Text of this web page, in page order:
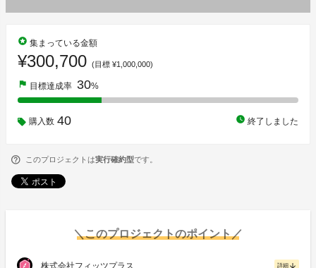
stars 集まっている金額
¥300,700 (目標 ¥1,000,000)
flag 目標達成率 30%
購入数 40 watch_later 終了しました
このプロジェクトは実行確約型です。
＼このプロジェクトのポイント／
株式会社フィッツプラス 詳細 arrow_downward